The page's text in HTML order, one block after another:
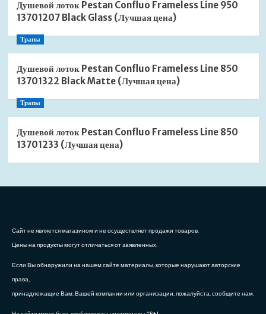
Душевой лоток Pestan Confluo Frameless Line 950
13701207 Black Glass (Лучшая цена)
Трапы
Душевой лоток Pestan Confluo Frameless Line 850
13701322 Black Matte (Лучшая цена)
Трапы
Душевой лоток Pestan Confluo Frameless Line 850
13701233 (Лучшая цена)
Сайт не является магазином и не осуществляет продажи товаров.
Цены на продукты могут отличаться от заявленных.
Если Вы обнаружили на нашем сайте материалы, которые нарушают авторские
права,
принадлежащие Вам, Вашей компании или организации, пожалуйста, сообщите нам.